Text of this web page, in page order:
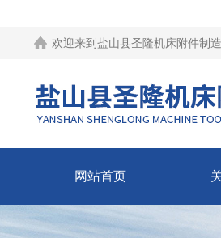
欢迎来到 盐山县圣隆机床附件制
网站首页